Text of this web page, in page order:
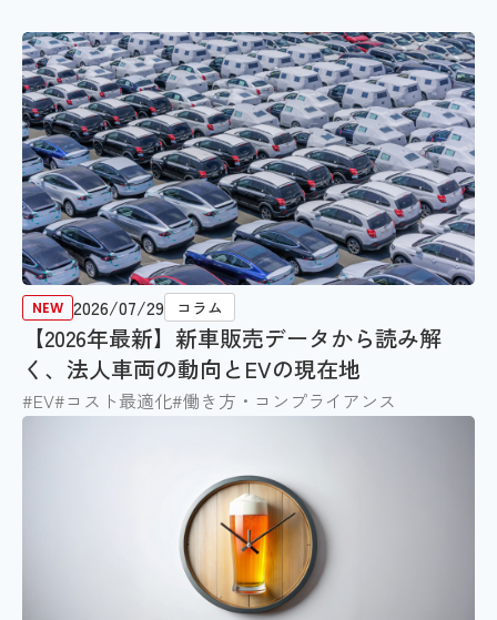
2026/07/29 コラム
【2026年最新】新車販売データから読み解
く、法人車両の動向とEVの現在地
#EV#コスト最適化#働き方・コンプライアンス